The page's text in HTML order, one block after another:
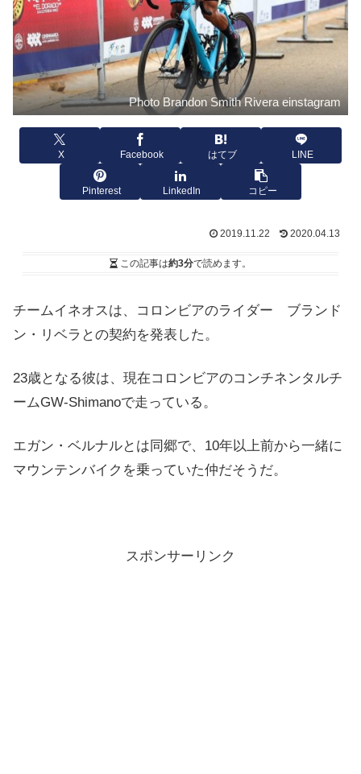
Photo Brandon Smith Rivera einstagram
X Facebook はてブ LINE
Pinterest LinkedIn コピー
2019.11.22 2020.04.13
この記事は約3分で読めます。
チームイネオスは、コロンビアのライダー ブランド
ン・リベラとの契約を発表した。
23歳となる彼は、現在コロンビアのコンチネンタルチ
ームGW-Shimanoで走っている。
エガン・ベルナルとは同郷で、10年以上前から一緒に
マウンテンバイクを乗っていた仲だそうだ。
スポンサーリンク